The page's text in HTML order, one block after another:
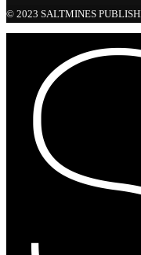
© 2023 SALTMINES